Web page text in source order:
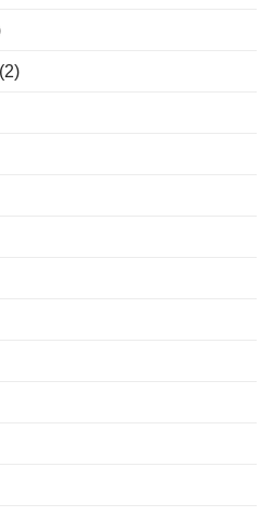
(2)